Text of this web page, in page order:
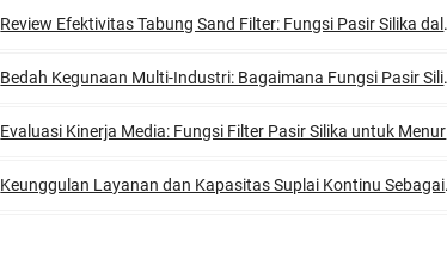
Review Efektivitas Tabung Sand Filter: Fungsi Pasir Silika dalam Penjernihan Air Usaha WTP Anda
Bedah Kegunaan Multi-Industri: Bagaimana Fungsi Pasir Silika Bekerja Efektif? Simak Ady Water
Evaluasi Kinerja Media: Fungsi Filter Pasir Silika untuk Menurunkan Nilai TSS Beserta Tips Ady Water
Keunggulan Layanan dan Kapasitas Suplai Kontinu Sebagai Distributor Pasir Silika di Ady Water